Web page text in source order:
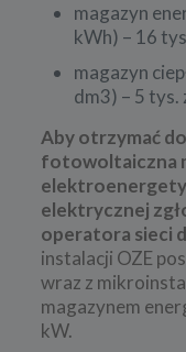
magazyn
kWh) – 16
magazyn
dm3) – 5 tys.
Aby otrzymać
fotowoltaiczna
elektrycznej
operatora sieci
instalacji OZE
wraz z
magazynem
kW.